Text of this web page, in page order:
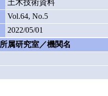
土木技術資料
Vol.64, No.5
2022/05/01
所属研究室／機関名